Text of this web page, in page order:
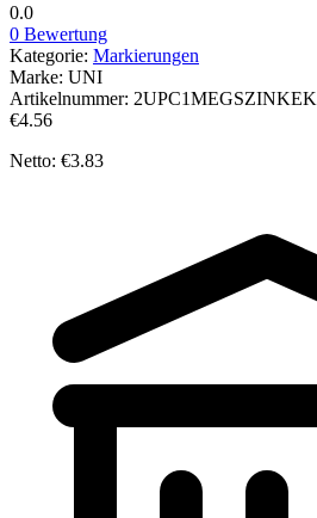
0.0
0 Bewertung
Kategorie: Markierungen
Marke: UNI
Artikelnummer: 2UPC1MEGSZINKEK
€4.56
Netto: €3.83